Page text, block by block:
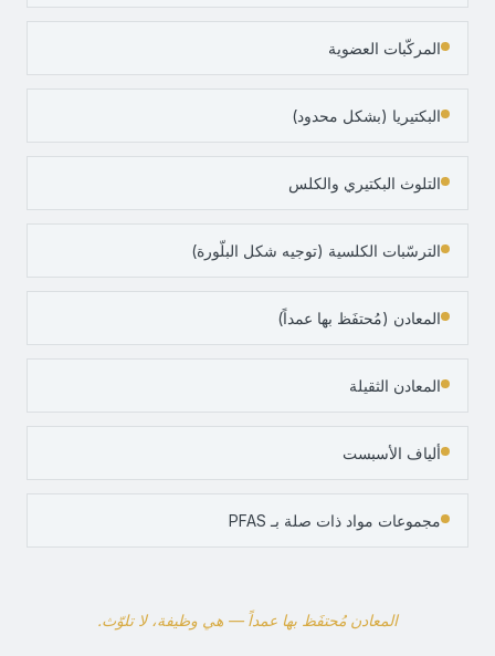
المركّبات العضوية
البكتيريا (بشكل محدود)
التلوث البكتيري والكلس
الترسّبات الكلسية (توجيه شكل البلّورة)
المعادن (مُحتفَظ بها عمداً)
المعادن الثقيلة
ألياف الأسبست
مجموعات مواد ذات صلة بـ PFAS
المعادن مُحتفَظ بها عمداً — هي وظيفة، لا تلوّث.